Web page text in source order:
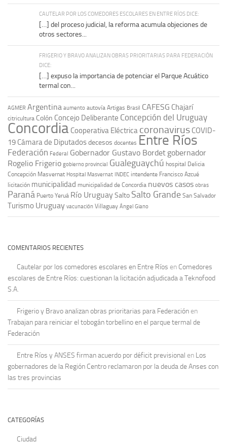
CAUTELAR POR LOS COMEDORES ESCOLARES EN ENTRE RÍOS DICE:
[…] del proceso judicial, la reforma acumula objeciones de
otros sectores...
FRIGERIO Y BRAVO ANALIZAN OBRAS PRIORITARIAS PARA FEDERACIÓN
DICE:
[…] expuso la importancia de potenciar el Parque Acuático
termal con...
AGMER Argentina aumento autovía Artigas Brasil CAFESG Chajarí
citricultura Colón Concejo Deliberante Concepción del Uruguay
Concordia Cooperativa Eléctrica coronavirus COVID-
19 Cámara de Diputadosdecesos docentes Entre Ríos
Federación Federal Gobernador Gustavo Bordet gobernador
Rogelio Frigerio gobierno provincial Gualeguaychú hospital Delicia
Concepción Masvernat Hospital Masvernat INDEC intendente Francisco Azcué
licitación municipalidad municipalidad de Concordia nuevos casos obras
Paraná Puerto Yeruá Río UruguaySalto Salto Grande San Salvador
Turismo Uruguay vacunación Villaguay Ángel Giano
COMENTARIOS RECIENTES
Cautelar por los comedores escolares en Entre Ríos en Comedores
escolares de Entre Ríos: cuestionan la licitación adjudicada a Teknofood
S.A.
Frigerio y Bravo analizan obras prioritarias para Federación en
Trabajan para reiniciar el tobogán torbellino en el parque termal de
Federación
Entre Ríos y ANSES firman acuerdo por déficit previsional en Los
gobernadores de la Región Centro reclamaron por la deuda de Anses con
las tres provincias
CATEGORÍAS
Ciudad